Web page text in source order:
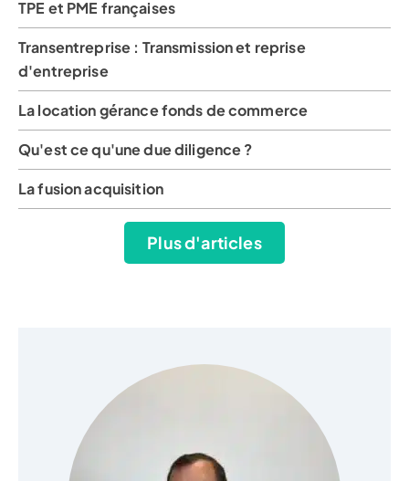
TPE et PME françaises
Transentreprise : Transmission et reprise
d'entreprise
La location gérance fonds de commerce
Qu'est ce qu'une due diligence ?
La fusion acquisition
Plus d'articles